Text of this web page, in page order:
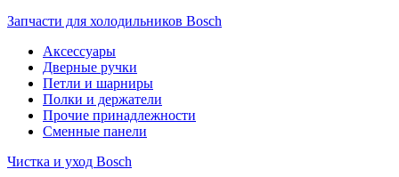
Запчасти для холодильников Bosch
Аксессуары
Дверные ручки
Петли и шарниры
Полки и держатели
Прочие принадлежности
Сменные панели
Чистка и уход Bosch